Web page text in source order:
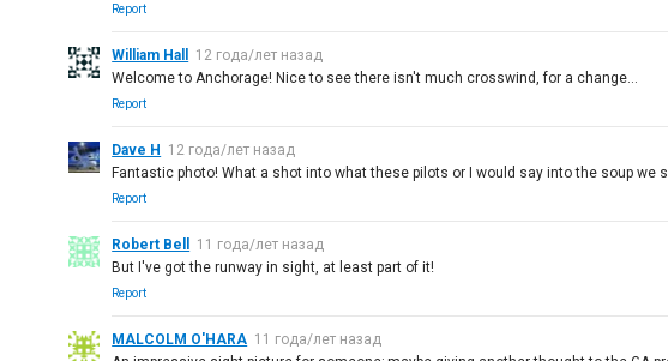
Report
William Hall
12 года/лет назад
Welcome to Anchorage! Nice to see there isn't much crosswind, for a change...
Report
Dave H
12 года/лет назад
Fantastic photo! What a shot into what these pilots or I would say into the soup we
Report
Robert Bell
11 года/лет назад
But I've got the runway in sight, at least part of it!
Report
MALCOLM O'HARA 11 года/лет назад